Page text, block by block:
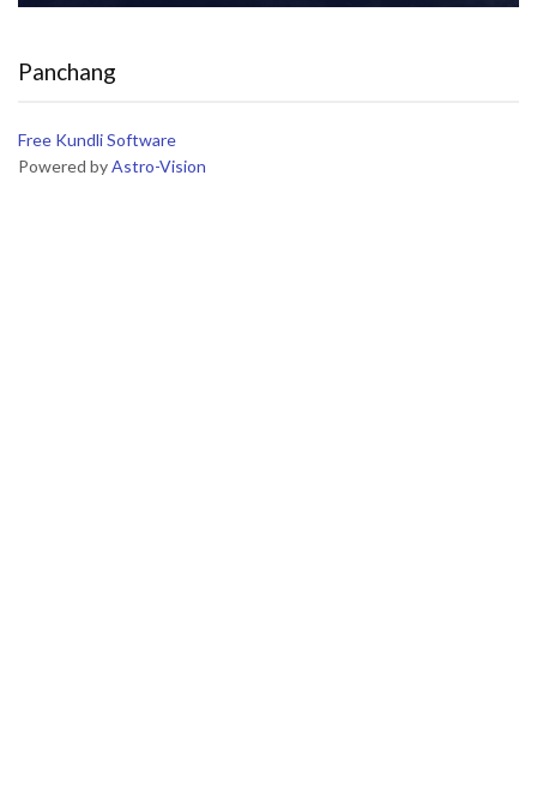
Panchang
Free Kundli Software
Powered byAstro-Vision